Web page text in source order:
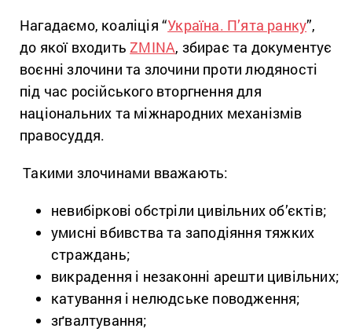
Нагадаємо, коаліція “Україна. П’ята ранку”,
до якої входитьZMINA, збирає та документує
воєнні злочини та злочини проти людяності
під час російського вторгнення для
національних та міжнародних механізмів
правосуддя.
Такими злочинами вважають:
невибіркові обстріли цивільних об’єктів;
умисні вбивства та заподіяння тяжких
страждань;
викрадення і незаконні арешти цивільних;
катування і нелюдське поводження;
зґвалтування;